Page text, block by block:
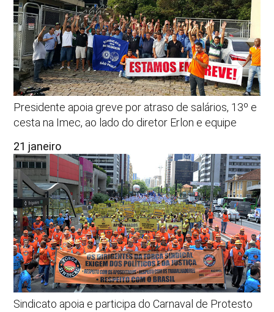
Presidente apoia greve por atraso de salários, 13º e
cesta na Imec, ao lado do diretor Erlon e equipe
21 janeiro
Sindicato apoia e participa do Carnaval de Protesto